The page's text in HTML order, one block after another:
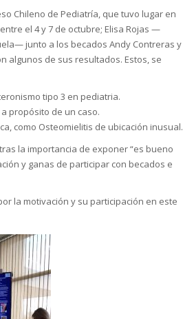
Chileno de Pediatría, que tuvo lugar en
el 4 y 7 de octubre; Elisa Rojas —
junto a los becados Andy Contreras y
algunos de sus resultados. Estos, se
tipo 3 en pediatria.
propósito de un caso.
como Osteomielitis de ubicación inusual.
la importancia de exponer “es bueno
y ganas de participar con becados e
la motivación y su participación en este